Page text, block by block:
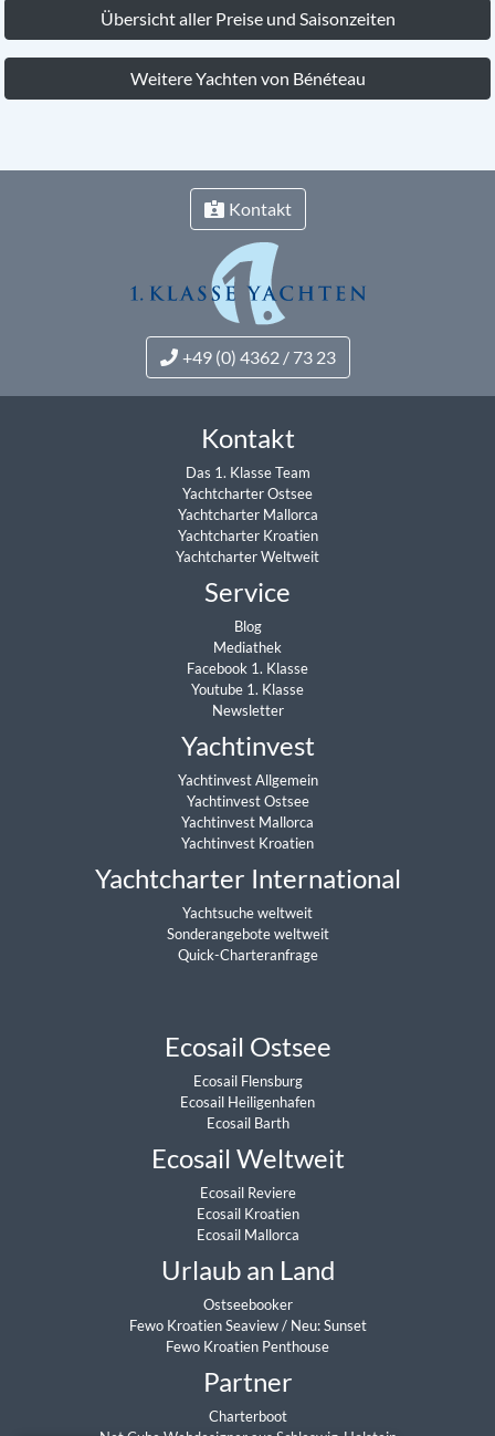
Übersicht aller Preise und Saisonzeiten
Weitere Yachten von Bénéteau
Kontakt
+49 (0) 4362 / 73 23
Kontakt
Das 1. Klasse Team
Yachtcharter Ostsee
Yachtcharter Mallorca
Yachtcharter Kroatien
Yachtcharter Weltweit
Service
Blog
Mediathek
Facebook 1. Klasse
Youtube 1. Klasse
Newsletter
Yachtinvest
Yachtinvest Allgemein
Yachtinvest Ostsee
Yachtinvest Mallorca
Yachtinvest Kroatien
Yachtcharter International
Yachtsuche weltweit
Sonderangebote weltweit
Quick-Charteranfrage
Ecosail Ostsee
Ecosail Flensburg
Ecosail Heiligenhafen
Ecosail Barth
Ecosail Weltweit
Ecosail Reviere
Ecosail Kroatien
Ecosail Mallorca
Urlaub an Land
Ostseebooker
Fewo Kroatien Seaview/ Neu: Sunset
Fewo Kroatien Penthouse
Partner
Charterboot